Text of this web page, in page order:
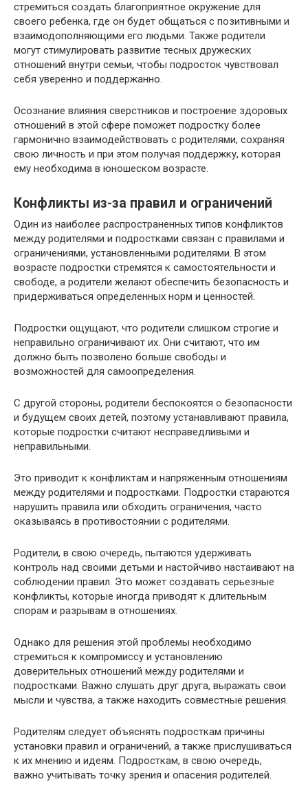
стремиться создать благоприятное окружение для
своего ребенка, где он будет общаться с позитивными и
взаимодополняющими его людьми. Также родители
могут стимулировать развитие тесных дружеских
отношений внутри семьи, чтобы подросток чувствовал
себя уверенно и поддержанно.
Осознание влияния сверстников и построение здоровых
отношений в этой сфере поможет подростку более
гармонично взаимодействовать с родителями, сохраняя
свою личность и при этом получая поддержку, которая
ему необходима в юношеском возрасте.
Конфликты из-за правил и ограничений
Один из наиболее распространенных типов конфликтов
между родителями и подростками связан с правилами и
ограничениями, установленными родителями. В этом
возрасте подростки стремятся к самостоятельности и
свободе, а родители желают обеспечить безопасность и
придерживаться определенных норм и ценностей.
Подростки ощущают, что родители слишком строгие и
неправильно ограничивают их. Они считают, что им
должно быть позволено больше свободы и
возможностей для самоопределения.
С другой стороны, родители беспокоятся о безопасности
и будущем своих детей, поэтому устанавливают правила,
которые подростки считают несправедливыми и
неправильными.
Это приводит к конфликтам и напряженным отношениям
между родителями и подростками. Подростки стараются
нарушить правила или обходить ограничения, часто
оказываясь в противостоянии с родителями.
Родители, в свою очередь, пытаются удерживать
контроль над своими детьми и настойчиво настаивают на
соблюдении правил. Это может создавать серьезные
конфликты, которые иногда приводят к длительным
спорам и разрывам в отношениях.
Однако для решения этой проблемы необходимо
стремиться к компромиссу и установлению
доверительных отношений между родителями и
подростками. Важно слушать друг друга, выражать свои
мысли и чувства, а также находить совместные решения.
Родителям следует объяснять подросткам причины
установки правил и ограничений, а также прислушиваться
к их мнению и идеям. Подросткам, в свою очередь,
важно учитывать точку зрения и опасения родителей.